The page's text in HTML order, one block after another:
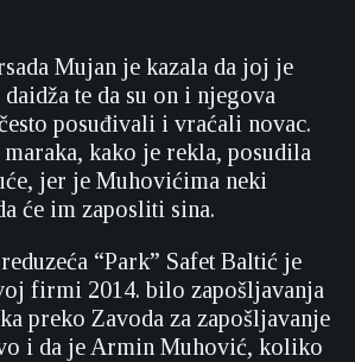
Mujan je kazala da joj je
te da su on i njegova
posuđivali i vraćali novac.
maraka, kako je rekla, posudila
jer je Muhovićima neki
će im zaposliti sina.
“Park” Safet Baltić je
firmi 2014. bilo zapošljavanja
preko Zavoda za zapošljavanje
i da je Armin Muhović, koliko